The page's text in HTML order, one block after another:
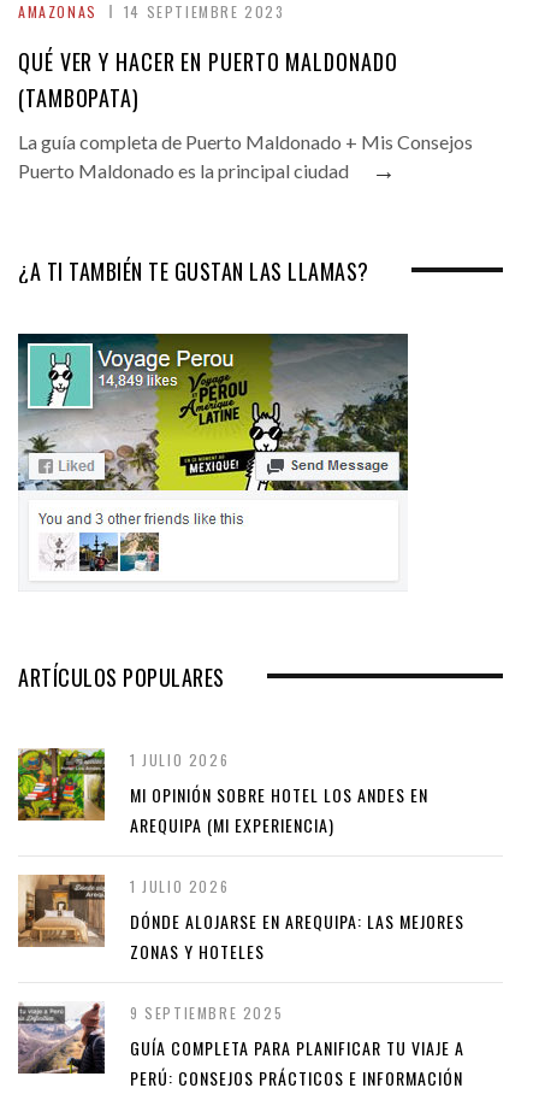
AMAZONAS 14 SEPTIEMBRE 2023
QUÉ VER Y HACER EN PUERTO MALDONADO
(TAMBOPATA)
La guía completa de Puerto Maldonado + Mis Consejos
Puerto Maldonado es la principal ciudad
→
¿A TI TAMBIÉN TE GUSTAN LAS LLAMAS?
ARTÍCULOS POPULARES
1 JULIO 2026
MI OPINIÓN SOBRE HOTEL LOS ANDES EN
AREQUIPA (MI EXPERIENCIA)
1 JULIO 2026
DÓNDE ALOJARSE EN AREQUIPA: LAS MEJORES
ZONAS Y HOTELES
9 SEPTIEMBRE 2025
GUÍA COMPLETA PARA PLANIFICAR TU VIAJE A
PERÚ: CONSEJOS PRÁCTICOS E INFORMACIÓN